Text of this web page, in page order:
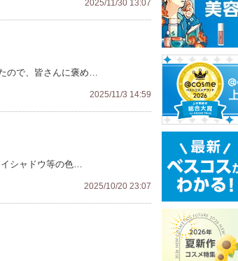
2025/11/30 13:07
ので、皆さんに褒め…
2025/11/3 14:59
シャドウ等の色…
2025/10/20 23:07